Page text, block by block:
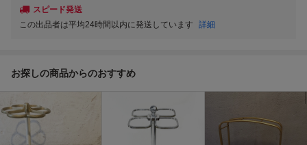
スピード発送
この出品者は平均24時間以内に発送しています
詳細
お探しの商品からのおすすめ